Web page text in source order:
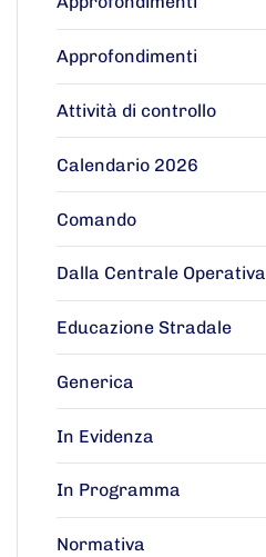
Approfondimenti
Attività di controllo
Calendario 2026
Comando
Dalla Centrale Operativa
Educazione Stradale
Generica
In Evidenza
In Programma
Normativa